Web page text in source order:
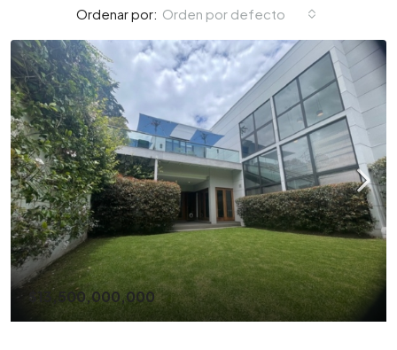
Ordenar por: Orden por defecto
$13,500,000,000